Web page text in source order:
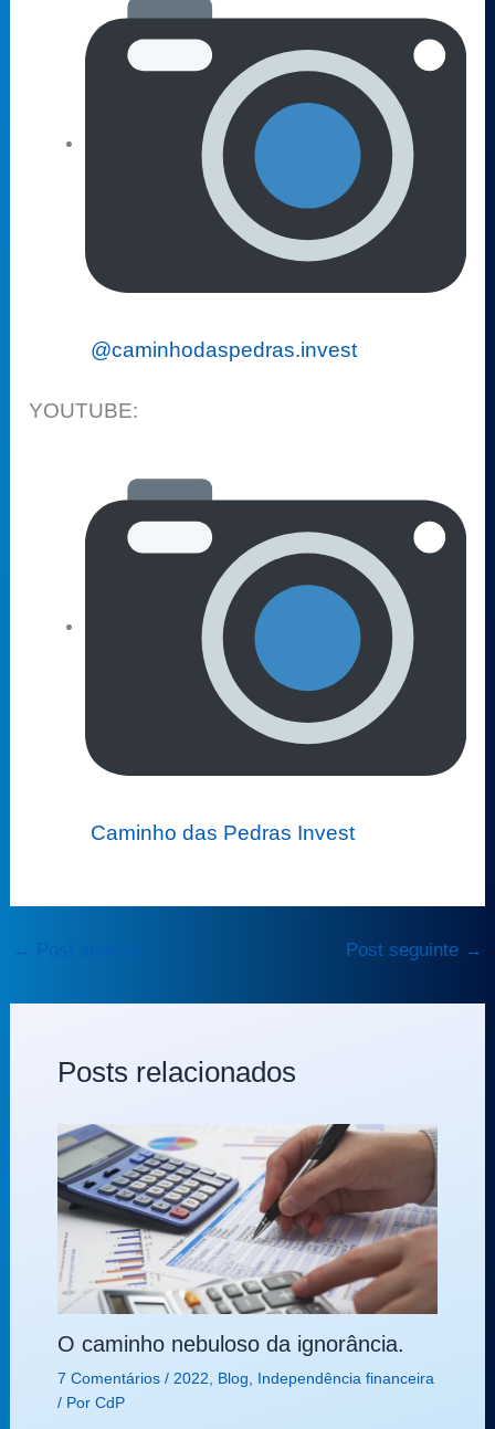
@caminhodaspedras.invest
YOUTUBE:
Caminho das Pedras Invest
← Post seguinte →
Posts relacionados
O caminho nebuloso da ignorância.
7 Comentários / 2022 Blog
Independência financeira
/ Por CdP